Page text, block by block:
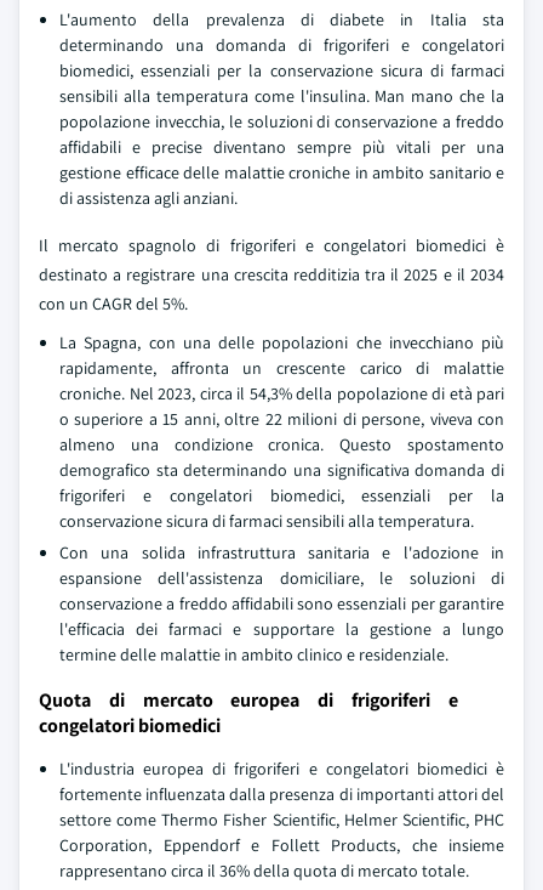
L'aumento della prevalenza di diabete in Italia sta
determinando una domanda di frigoriferi e congelatori
biomedici, essenziali per la conservazione sicura di farmaci
sensibili alla temperatura come l'insulina. Man mano che la
popolazione invecchia, le soluzioni di conservazione a freddo
affidabili e precise diventano sempre più vitali per una
gestione efficace delle malattie croniche in ambito sanitario e
di assistenza agli anziani.
Il mercato spagnolo di frigoriferi e congelatori biomedici è
destinato a registrare una crescita redditizia tra il 2025 e il 2034
con un CAGR del 5%.
La Spagna, con una delle popolazioni che invecchiano più
rapidamente, affronta un crescente carico di malattie
croniche. Nel 2023, circa il 54,3% della popolazione di età pari
o superiore a 15 anni, oltre 22 milioni di persone, viveva con
almeno una condizione cronica. Questo spostamento
demografico sta determinando una significativa domanda di
frigoriferi e congelatori biomedici, essenziali per la
conservazione sicura di farmaci sensibili alla temperatura.
Con una solida infrastruttura sanitaria e l'adozione in
espansione dell'assistenza domiciliare, le soluzioni di
conservazione a freddo affidabili sono essenziali per garantire
l'efficacia dei farmaci e supportare la gestione a lungo
termine delle malattie in ambito clinico e residenziale.
Quota di mercato europea di frigoriferi e
congelatori biomedici
L'industria europea di frigoriferi e congelatori biomedici è
fortemente influenzata dalla presenza di importanti attori del
settore come Thermo Fisher Scientific, Helmer Scientific, PHC
Corporation, Eppendorf e Follett Products, che insieme
rappresentano circa il 36% della quota di mercato totale.